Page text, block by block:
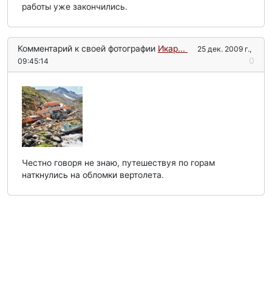
работы уже закончились.
Комментарий к своей фотографии Икар...
25 дек. 2009 г.,
09:45:14
0
Честно говоря не знаю, путешествуя по горам
наткнулись на обломки вертолета.